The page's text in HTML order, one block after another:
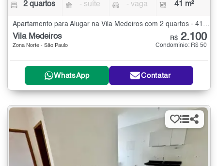
2 quartos - suíte - vaga 41 m²
Apartamento para Alugar na Vila Medeiros com 2 quartos - 41 m²
Vila Medeiros
Zona Norte - São Paulo
R$ 2.100
Condomínio: R$ 50
WhatsApp Contatar